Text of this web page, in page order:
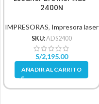
2400N
IMPRESORAS, Impresora laser
SKU:ADS2400
S/2,195.00
AÑADIR AL CARRITO